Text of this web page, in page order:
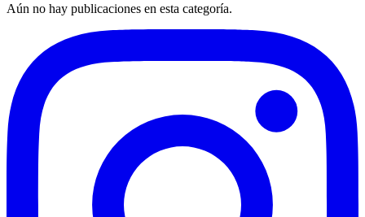
Aún no hay publicaciones en esta categoría.